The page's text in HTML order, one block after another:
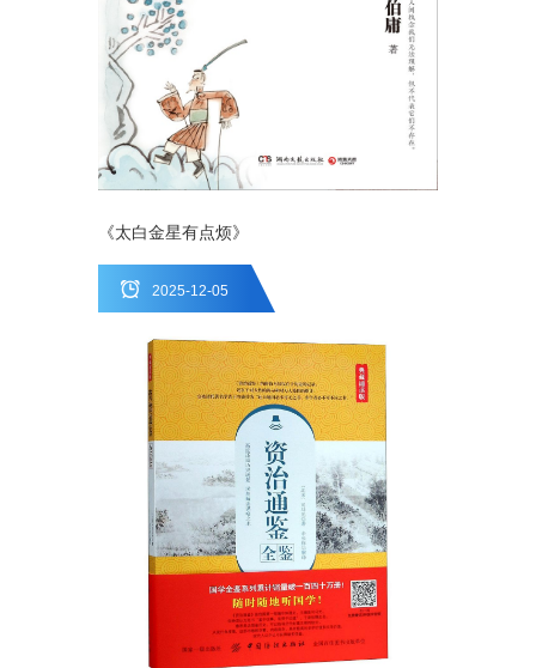
《太白金星有点烦》
2025-12-05